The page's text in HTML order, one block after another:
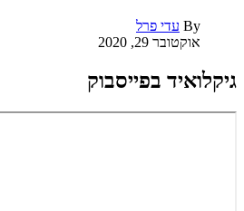
By עדי פרל
אוקטובר 29, 2020
גיקלואיד בפייסבוק